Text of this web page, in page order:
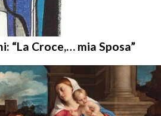
“La Croce,… mia Sposa”